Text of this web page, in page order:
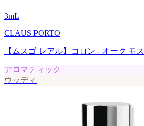
3mL
CLAUS PORTO
【ムスゴ レアル】コロン - オーク モス
アロマティック
ウッディ